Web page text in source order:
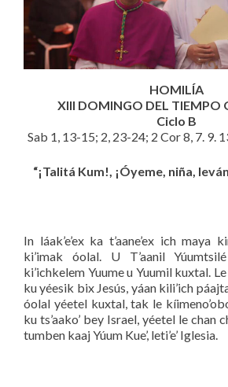
HOMILÍA
XIII DOMINGO DEL TIEMPO
Ciclo B
Sab 1, 13-15; 2, 23-24; 2 Cor 8, 7. 9.
“¡Talitá Kum!, ¡Óyeme, niña,
In láak’e’ex ka t’aane’ex ich maya
ki’imak óolal. U T’aanil
ki’ichkelem Yuume u Yuumil kuxtal.
ku yéesik bix Jesús, yáan kili’ich
óolal yéetel kuxtal, tak le
ku ts’aako’ bey Israel, yéetel le chan
tumben kaaj Yúum Kue’, leti’e’ Iglesia.